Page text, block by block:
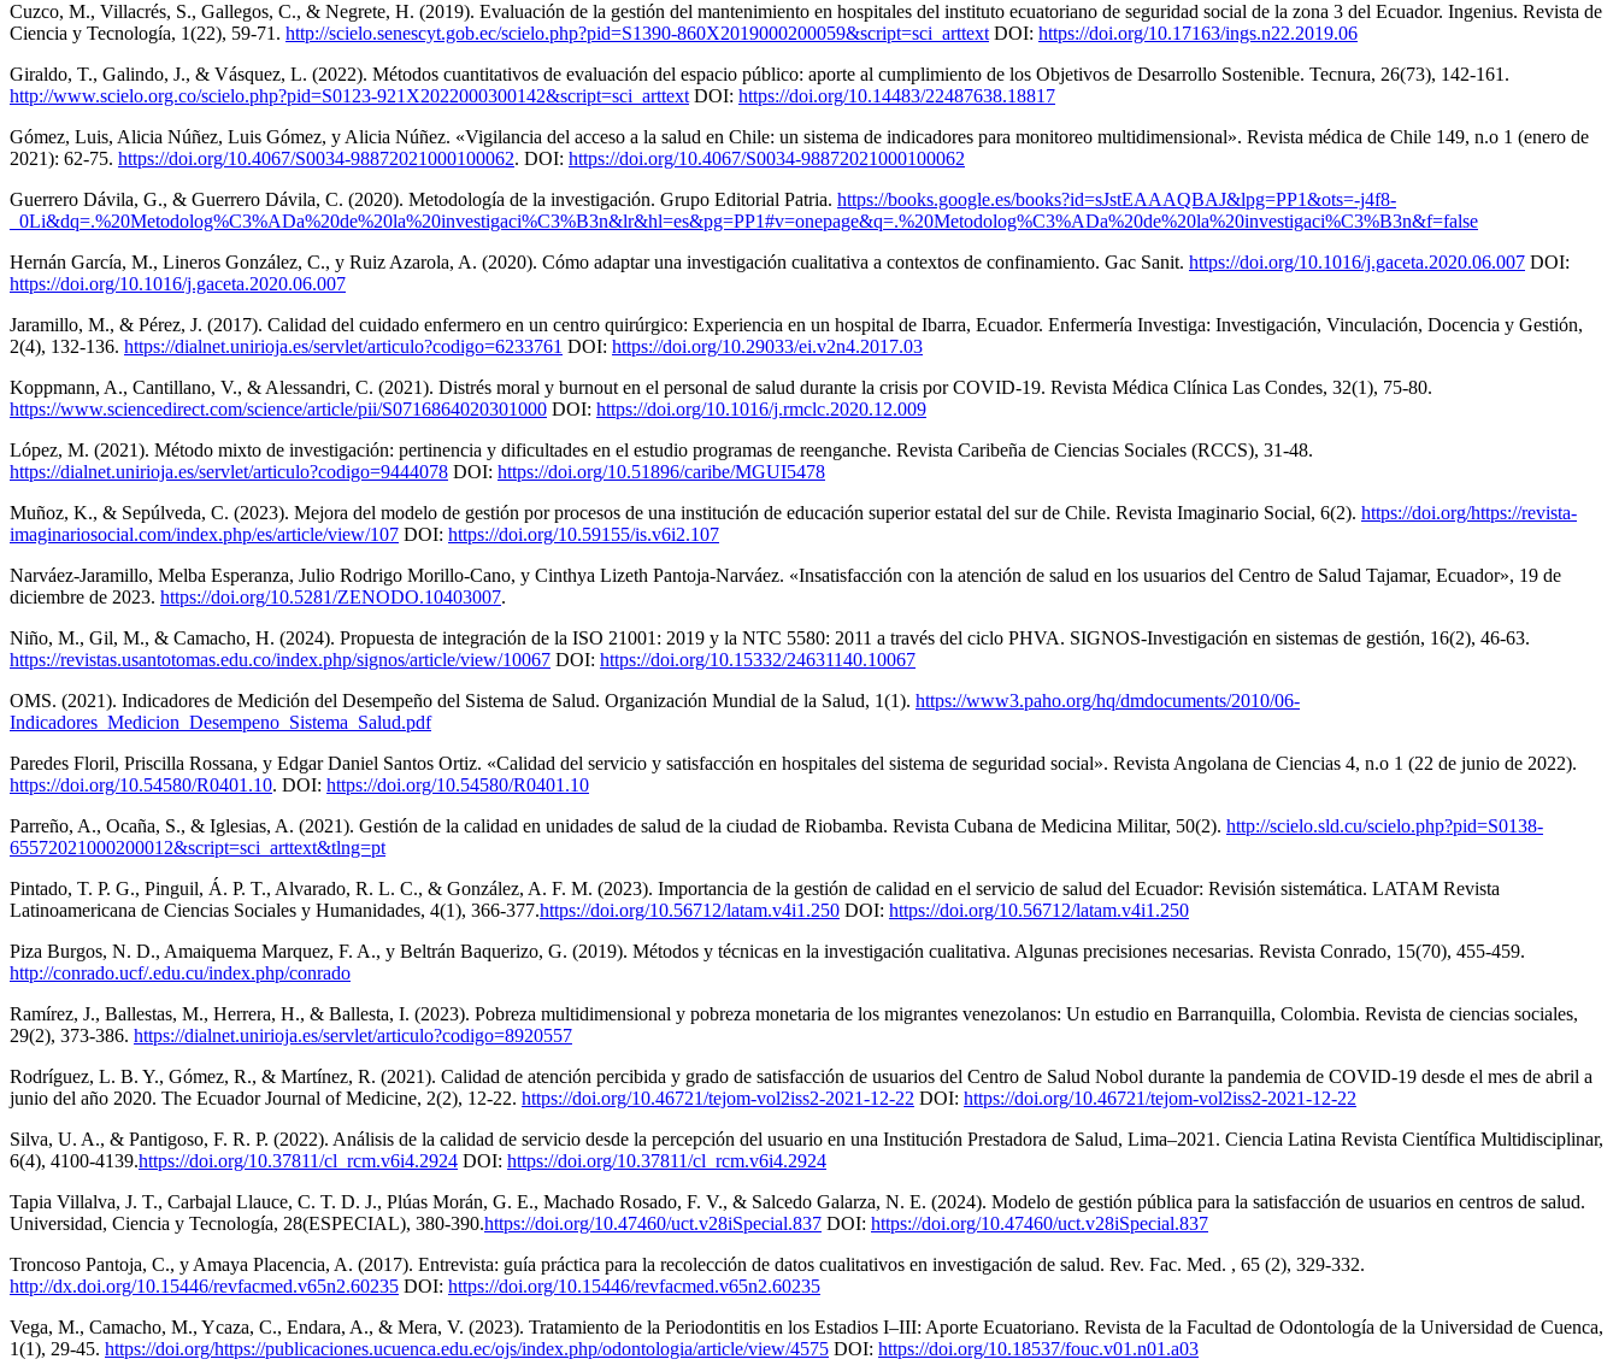
Cuzco, M., Villacrés, S., Gallegos, C., & Negrete, H. (2019). Evaluación de la gestión del mantenimiento en hospitales del instituto ecuatoriano de seguridad social de la zona 3 del Ecuador. Ingenius. Revista de
Ciencia y Tecnología, 1(22), 59-71. http://scielo.senescyt.gob.ec/scielo.php?pid=S1390-860X2019000200059&script=sci_arttextDOI: https://doi.org/10.17163/ings.n22.2019.06
Giraldo, T., Galindo, J., & Vásquez, L. (2022). Métodos cuantitativos de evaluación del espacio público: aporte al cumplimiento de los Objetivos de Desarrollo Sostenible. Tecnura, 26(73), 142-161.
http://www.scielo.org.co/scielo.php?pid=S0123-921X2022000300142&script=sci_arttextDOI: https://doi.org/10.14483/22487638.18817
Gómez, Luis, Alicia Núñez, Luis Gómez, y Alicia Núñez. «Vigilancia del acceso a la salud en Chile: un sistema de indicadores para monitoreo multidimensional». Revista médica de Chile 149, n.o 1 (enero de
2021): 62-75. https://doi.org/10.4067/S0034-98872021000100062. DOI: https://doi.org/10.4067/S0034-98872021000100062
Guerrero Dávila, G., & Guerrero Dávila, C. (2020). Metodología de la investigación. Grupo Editorial Patria. https://books.google.es/books?id=sJstEAAAQBAJ&lpg=PP1&ots=-j4f8-
_0Li&dq=.%20Metodolog%C3%ADa%20de%20la%20investigaci%C3%B3n&lr&hl=es&pg=PP1#v=onepage&q=.%20Metodolog%C3%ADa%20de%20la%20investigaci%C3%B3n&f=false
Hernán García, M., Lineros González, C., y Ruiz Azarola, A. (2020). Cómo adaptar una investigación cualitativa a contextos de confinamiento. Gac Sanit. https://doi.org/10.1016/j.gaceta.2020.06.007 DOI:
https://doi.org/10.1016/j.gaceta.2020.06.007
Jaramillo, M., & Pérez, J. (2017). Calidad del cuidado enfermero en un centro quirúrgico: Experiencia en un hospital de Ibarra, Ecuador. Enfermería Investiga: Investigación, Vinculación, Docencia y Gestión,
2(4), 132-136. https://dialnet.unirioja.es/servlet/articulo?codigo=6233761 DOI: https://doi.org/10.29033/ei.v2n4.2017.03
Koppmann, A., Cantillano, V., & Alessandri, C. (2021). Distrés moral y burnout en el personal de salud durante la crisis por COVID-19. Revista Médica Clínica Las Condes, 32(1), 75-80.
https://www.sciencedirect.com/science/article/pii/S0716864020301000 DOI: https://doi.org/10.1016/j.rmclc.2020.12.009
López, M. (2021). Método mixto de investigación: pertinencia y dificultades en el estudio programas de reenganche. Revista Caribeña de Ciencias Sociales (RCCS), 31-48.
https://dialnet.unirioja.es/servlet/articulo?codigo=9444078 DOI: https://doi.org/10.51896/caribe/MGUI5478
Muñoz, K., & Sepúlveda, C. (2023). Mejora del modelo de gestión por procesos de una institución de educación superior estatal del sur de Chile. Revista Imaginario Social, 6(2). https://doi.org/https://revista-
imaginariosocial.com/index.php/es/article/view/107 DOI: https://doi.org/10.59155/is.v6i2.107
Narváez-Jaramillo, Melba Esperanza, Julio Rodrigo Morillo-Cano, y Cinthya Lizeth Pantoja-Narváez. «Insatisfacción con la atención de salud en los usuarios del Centro de Salud Tajamar, Ecuador», 19 de
diciembre de 2023. https://doi.org/10.5281/ZENODO.10403007.
Niño, M., Gil, M., & Camacho, H. (2024). Propuesta de integración de la ISO 21001: 2019 y la NTC 5580: 2011 a través del ciclo PHVA. SIGNOS-Investigación en sistemas de gestión, 16(2), 46-63.
https://revistas.usantotomas.edu.co/index.php/signos/article/view/10067 DOI: https://doi.org/10.15332/24631140.10067
OMS. (2021). Indicadores de Medición del Desempeño del Sistema de Salud. Organización Mundial de la Salud, 1(1). https://www3.paho.org/hq/dmdocuments/2010/06-
Indicadores_Medicion_Desempeno_Sistema_Salud.pdf
Paredes Floril, Priscilla Rossana, y Edgar Daniel Santos Ortiz. «Calidad del servicio y satisfacción en hospitales del sistema de seguridad social». Revista Angolana de Ciencias 4, n.o 1 (22 de junio de 2022).
https://doi.org/10.54580/R0401.10. DOI: https://doi.org/10.54580/R0401.10
Parreño, A., Ocaña, S., & Iglesias, A. (2021). Gestión de la calidad en unidades de salud de la ciudad de Riobamba. Revista Cubana de Medicina Militar, 50(2). http://scielo.sld.cu/scielo.php?pid=S0138-
65572021000200012&script=sci_arttext&tlng=pt
Pintado, T. P. G., Pinguil, Á. P. T., Alvarado, R. L. C., & González, A. F. M. (2023). Importancia de la gestión de calidad en el servicio de salud del Ecuador: Revisión sistemática. LATAM Revista
Latinoamericana de Ciencias Sociales y Humanidades, 4(1), 366-377.https://doi.org/10.56712/latam.v4i1.250 DOI: https://doi.org/10.56712/latam.v4i1.250
Piza Burgos, N. D., Amaiquema Marquez, F. A., y Beltrán Baquerizo, G. (2019). Métodos y técnicas en la investigación cualitativa. Algunas precisiones necesarias. Revista Conrado, 15(70), 455-459.
http://conrado.ucf/.edu.cu/index.php/conrado
Ramírez, J., Ballestas, M., Herrera, H., & Ballesta, I. (2023). Pobreza multidimensional y pobreza monetaria de los migrantes venezolanos: Un estudio en Barranquilla, Colombia. Revista de ciencias sociales,
29(2), 373-386. https://dialnet.unirioja.es/servlet/articulo?codigo=8920557
Rodríguez, L. B. Y., Gómez, R., & Martínez, R. (2021). Calidad de atención percibida y grado de satisfacción de usuarios del Centro de Salud Nobol durante la pandemia de COVID-19 desde el mes de abril a
junio del año 2020. The Ecuador Journal of Medicine, 2(2), 12-22. https://doi.org/10.46721/tejom-vol2iss2-2021-12-22 DOI: https://doi.org/10.46721/tejom-vol2iss2-2021-12-22
Silva, U. A., & Pantigoso, F. R. P. (2022). Análisis de la calidad de servicio desde la percepción del usuario en una Institución Prestadora de Salud, Lima–2021. Ciencia Latina Revista Científica Multidisciplinar,
6(4), 4100-4139.https://doi.org/10.37811/cl_rcm.v6i4.2924 DOI: https://doi.org/10.37811/cl_rcm.v6i4.2924
Tapia Villalva, J. T., Carbajal Llauce, C. T. D. J., Plúas Morán, G. E., Machado Rosado, F. V., & Salcedo Galarza, N. E. (2024). Modelo de gestión pública para la satisfacción de usuarios en centros de salud.
Universidad, Ciencia y Tecnología, 28(ESPECIAL), 380-390.https://doi.org/10.47460/uct.v28iSpecial.837 DOI: https://doi.org/10.47460/uct.v28iSpecial.837
Troncoso Pantoja, C., y Amaya Placencia, A. (2017). Entrevista: guía práctica para la recolección de datos cualitativos en investigación de salud. Rev. Fac. Med. , 65 (2), 329-332.
http://dx.doi.org/10.15446/revfacmed.v65n2.60235 DOI: https://doi.org/10.15446/revfacmed.v65n2.60235
Vega, M., Camacho, M., Ycaza, C., Endara, A., & Mera, V. (2023). Tratamiento de la Periodontitis en los Estadios I–III: Aporte Ecuatoriano. Revista de la Facultad de Odontología de la Universidad de Cuenca,
1(1), 29-45. https://doi.org/https://publicaciones.ucuenca.edu.ec/ojs/index.php/odontologia/article/view/4575 DOI: https://doi.org/10.18537/fouc.v01.n01.a03